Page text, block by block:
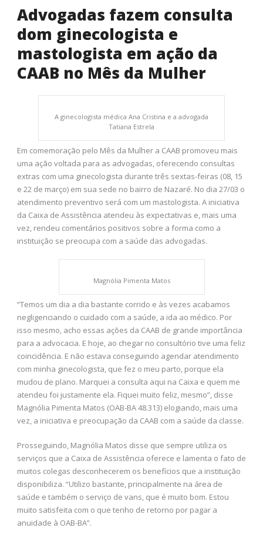
Advogadas fazem consulta
dom ginecologista e
mastologista em ação da
CAAB no Mês da Mulher
A ginecologista médica Ana Cristina e a advogada
Tatiana Estrela
Em comemoração pelo Mês da Mulher a CAAB promoveu mais
uma ação voltada para as advogadas, oferecendo consultas
extras com uma ginecologista durante três sextas-feiras (08, 15
e 22 de março) em sua sede no bairro de Nazaré. No dia 27/03 o
atendimento preventivo será com um mastologista. A iniciativa
da Caixa de Assistência atendeu às expectativas e, mais uma
vez, rendeu comentários positivos sobre a forma como a
instituição se preocupa com a saúde das advogadas.
Magnólia Pimenta Matos
“Temos um dia a dia bastante corrido e às vezes acabamos
negligenciando o cuidado com a saúde, a ida ao médico. Por
isso mesmo, acho essas ações da CAAB de grande importância
para a advocacia. E hoje, ao chegar no consultório tive uma feliz
coincidência. E não estava conseguindo agendar atendimento
com minha ginecologista, que fez o meu parto, porque ela
mudou de plano. Marquei a consulta aqui na Caixa e quem me
atendeu foi justamente ela. Fiquei muito feliz, mesmo”, disse
Magnólia Pimenta Matos (OAB-BA 48.313) elogiando, mais uma
vez, a iniciativa e preocupação da CAAB com a saúde da classe.
Prosseguindo, Magnólia Matos disse que sempre utiliza os
serviços que a Caixa de Assistência oferece e lamenta o fato de
muitos colegas desconhecerem os benefícios que a instituição
disponibiliza. “Utilizo bastante, principalmente na área de
saúde e também o serviço de vans, que é muito bom. Estou
muito satisfeita com o que tenho de retorno por pagar a
anuidade à OAB-BA”.